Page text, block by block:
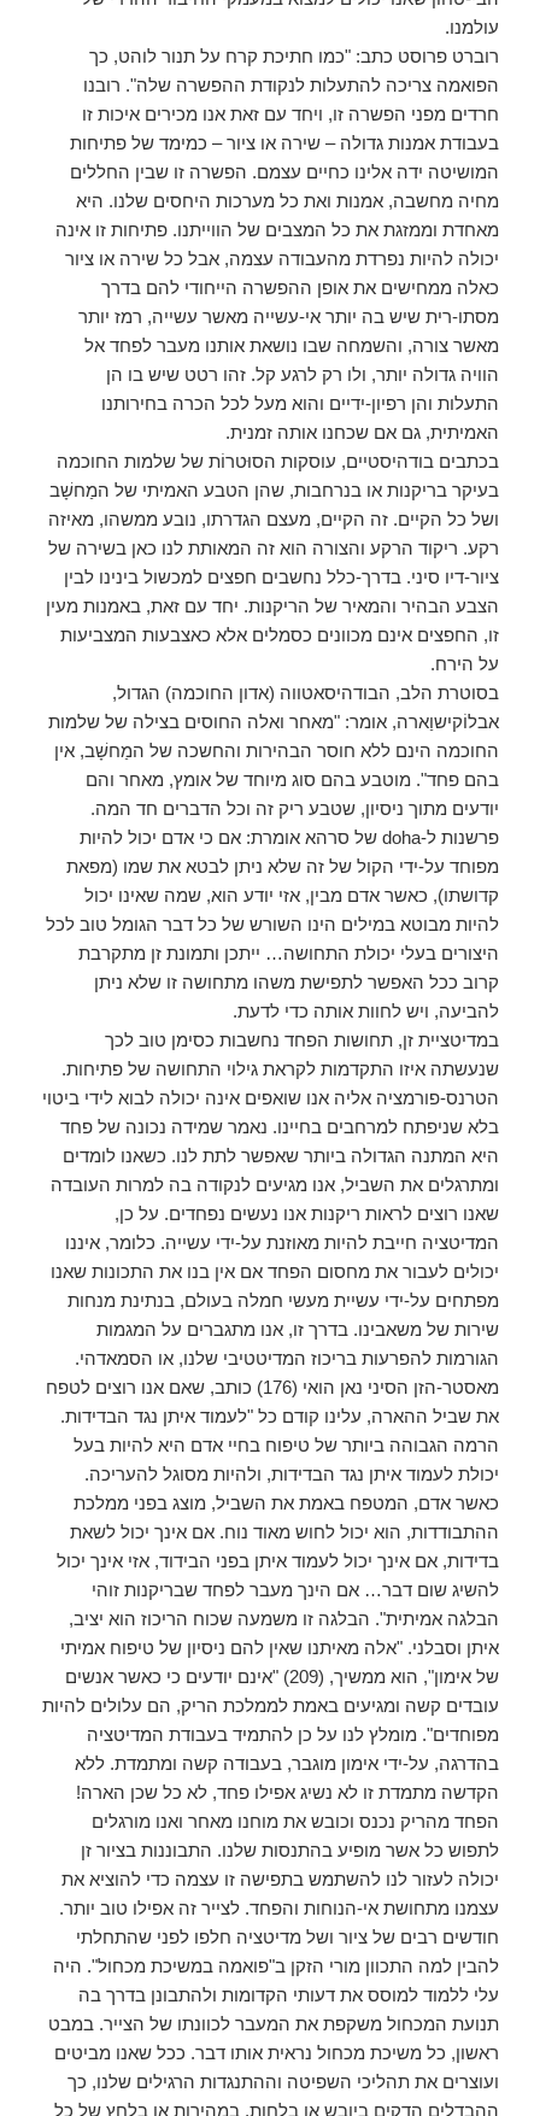
עולמנו.
רוברט פרוסט כתב: "כמו חתיכת קרח על תנור לוהט, כך
הפואמה צריכה להתעלות לנקודת ההפשרה שלה". רובנו
חרדים מפני הפשרה זו, ויחד עם זאת אנו מכירים איכות זו
בעבודת אמנות גדולה – שירה או ציור – כמימד של פתיחות
המושיטה ידה אלינו כחיים עצמם. הפשרה זו שבין החללים
מחיה מחשבה, אמנות ואת כל מערכות היחסים שלנו. היא
מאחדת וממזגת את כל המצבים של הווייתנו. פתיחות זו אינה
יכולה להיות נפרדת מהעבודה עצמה, אבל כל שירה או ציור
כאלה ממחישים את אופן ההפשרה הייחודי להם בדרך
מסתו-רית שיש בה יותר אי-עשייה מאשר עשייה, רמז יותר
מאשר צורה, והשמחה שבו נושאת אותנו מעבר לפחד אל
הוויה גדולה יותר, ולו רק לרגע קל. זהו רטט שיש בו הן
התעלות והן רפיון-ידיים והוא מעל לכל הכרה בחירותנו
האמיתית, גם אם שכחנו אותה זמנית.
בכתבים בודהיסטיים, עוסקות הסוּטרוֹת של שלמות החוכמה
בעיקר בריקנות או בנרחבות, שהן הטבע האמיתי של המַחשָׁב
ושל כל הקיים. זה הקיים, מעצם הגדרתו, נובע ממשהו, מאיזה
רקע. ריקוד הרקע והצורה הוא זה המאותת לנו כאן בשירה של
ציור-דיו סיני. בדרך-כלל נחשבים חפצים למכשול בינינו לבין
הצבע הבהיר והמאיר של הריקנות. יחד עם זאת, באמנות מעין
זו, החפצים אינם מכוונים כסמלים אלא כאצבעות המצביעות
על הירח.
בסוטרת הלב, הבודהיסאטווה (אדון החוכמה) הגדול,
אבלוֹקישוַארה, אומר: "מאחר ואלה החוסים בצילה של שלמות
החוכמה הינם ללא חוסר הבהירות והחשכה של המַחשָׁב, אין
בהם פחד". מוטבע בהם סוג מיוחד של אומץ, מאחר והם
יודעים מתוך ניסיון, שטבע ריק זה וכל הדברים חד המה.
פרשנות ל-doha של סרהא אומרת: אם כי אדם יכול להיות
מפוחד על-ידי הקול של זה שלא ניתן לבטא את שמו (מפאת
קדושתו), כאשר אדם מבין, אזי יודע הוא, שמה שאינו יכול
להיות מבוטא במילים הינו השורש של כל דבר הגומל טוב לכל
היצורים בעלי יכולת התחושה… ייתכן ותמונת זן מתקרבת
קרוב ככל האפשר לתפישת משהו מתחושה זו שלא ניתן
להביעה, ויש לחוות אותה כדי לדעת.
במדיטציית זן, תחושות הפחד נחשבות כסימן טוב לכך
שנעשתה איזו התקדמות לקראת גילוי התחושה של פתיחות.
הטרנס-פורמציה אליה אנו שואפים אינה יכולה לבוא לידי ביטוי
בלא שניפתח למרחבים בחיינו. נאמר שמידה נכונה של פחד
היא המתנה הגדולה ביותר שאפשר לתת לנו. כשאנו לומדים
ומתרגלים את השביל, אנו מגיעים לנקודה בה למרות העובדה
שאנו רוצים לראות ריקנות אנו נעשים נפחדים. על כן,
המדיטציה חייבת להיות מאוזנת על-ידי עשייה. כלומר, איננו
יכולים לעבור את מחסום הפחד אם אין בנו את התכונות שאנו
מפתחים על-ידי עשיית מעשי חמלה בעולם, בנתינת מנחות
שירות של משאבינו. בדרך זו, אנו מתגברים על המגמות
הגורמות להפרעות בריכוז המדיטטיבי שלנו, או הסמאדהי.
מאסטר-הזן הסיני נאן הואי (176) כותב, שאם אנו רוצים לטפח
את שביל ההארה, עלינו קודם כל "לעמוד איתן נגד הבדידות.
הרמה הגבוהה ביותר של טיפוח בחיי אדם היא להיות בעל
יכולת לעמוד איתן נגד הבדידות, ולהיות מסוגל להעריכה.
כאשר אדם, המטפח באמת את השביל, מוצג בפני ממלכת
ההתבודדות, הוא יכול לחוש מאוד נוח. אם אינך יכול לשאת
בדידות, אם אינך יכול לעמוד איתן בפני הבידוד, אזי אינך יכול
להשיג שום דבר… אם הינך מעבר לפחד שבריקנות זוהי
הבלגה אמיתית". הבלגה זו משמעה שכוח הריכוז הוא יציב,
איתן וסבלני. "אלה מאיתנו שאין להם ניסיון של טיפוח אמיתי
של אימון", הוא ממשיך, (209) "אינם יודעים כי כאשר אנשים
עובדים קשה ומגיעים באמת לממלכת הריק, הם עלולים להיות
מפוחדים". מומלץ לנו על כן להתמיד בעבודת המדיטציה
בהדרגה, על-ידי אימון מוגבר, בעבודה קשה ומתמדת. ללא
הקדשה מתמדת זו לא נשיג אפילו פחד, לא כל שכן הארה!
הפחד מהריק נכנס וכובש את מוחנו מאחר ואנו מורגלים
לתפוש כל אשר מופיע בהתנסות שלנו. התבוננות בציור זן
יכולה לעזור לנו להשתמש בתפישה זו עצמה כדי להוציא את
עצמנו מתחושת אי-הנוחות והפחד. לצייר זה אפילו טוב יותר.
חודשים רבים של ציור ושל מדיטציה חלפו לפני שהתחלתי
להבין למה התכוון מורי הזקן ב"פואמה במשיכת מכחול". היה
עלי ללמוד למוסס את דעותי הקדומות ולהתבונן בדרך בה
תנועת המכחול משקפת את המעבר לכוונתו של הצייר. במבט
ראשון, כל משיכת מכחול נראית אותו דבר. ככל שאנו מביטים
ועוצרים את תהליכי השפיטה וההתנגדות הרגילים שלנו, כך
ההבדלים הדקים ביובש או בלחות, במהירות או בלחץ של כל